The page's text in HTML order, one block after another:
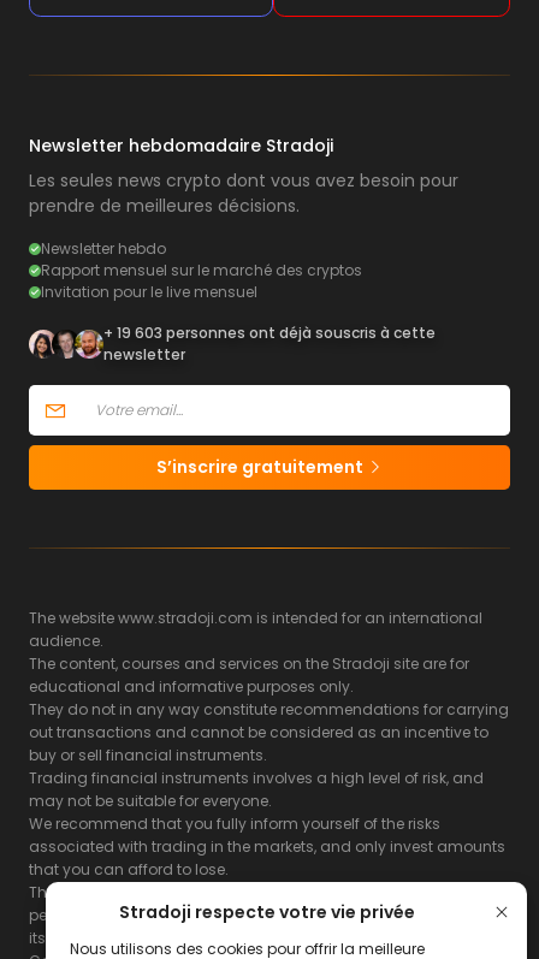
Stradoji respecte votre vie privée
Nous utilisons des cookies pour offrir la meilleure
Newsletter hebdomadaire Stradoji
Les seules news crypto dont vous avez besoin pour
prendre de meilleures décisions.
Newsletter hebdo
Rapport mensuel sur le marché des cryptos
Invitation pour le live mensuel
+ 19 603 personnes ont déjà souscris à cette
newsletter
S’inscrire gratuitement
The website www.stradoji.com is intended for an international
audience.
The content, courses and services on the Stradoji site are for
educational and informative purposes only.
They do not in any way constitute recommendations for carrying
out transactions and cannot be considered as an incentive to
buy or sell financial instruments.
Trading financial instruments involves a high level of risk, and
may not be suitable for everyone.
We recommend that you fully inform yourself of the risks
associated with trading in the markets, and only invest amounts
that you can afford to lose.
The Stradoji site does not guarantee the results or the
performance of products based on the information contained on
its site and its servers.